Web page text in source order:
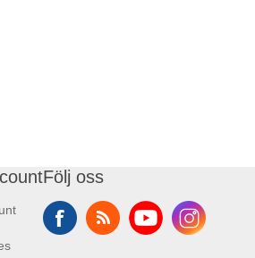
Följ oss